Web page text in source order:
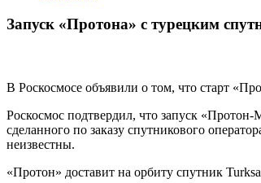
Запуск «Протона» с турецким
В Роскосмосе объявили о том, что старт
Роскосмос подтвердил, что запуск
сделанного по заказу спутникового
неизвестны.
«Протон» доставит на орбиту спутник